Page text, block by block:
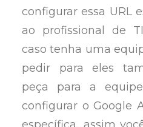
configurar essa URL
ao profissional de
caso tenha uma
pedir para eles
peça para a
configurar o Google